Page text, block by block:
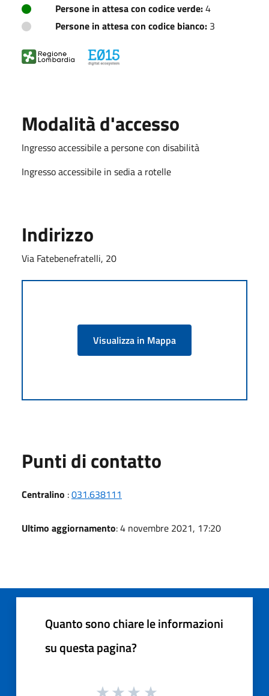
Persone in attesa con codice verde:4
Persone in attesa con codice bianco: 3
Modalità d'accesso
Ingresso accessibile a persone con disabilità
Ingresso accessibile in sedia a rotelle
Indirizzo
Via Fatebenefratelli, 20
Visualizza in Mappa
Punti di contatto
Centralino :031.638111
Ultimo aggiornamento: 4 novembre 2021, 17:20
Quanto sono chiare le informazioni
su questa pagina?